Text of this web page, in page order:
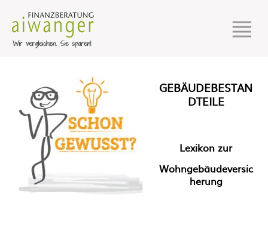
GEBÄUDEBESTAN
DTEILE
Lexikon zur
Wohngebäudeversic
herung